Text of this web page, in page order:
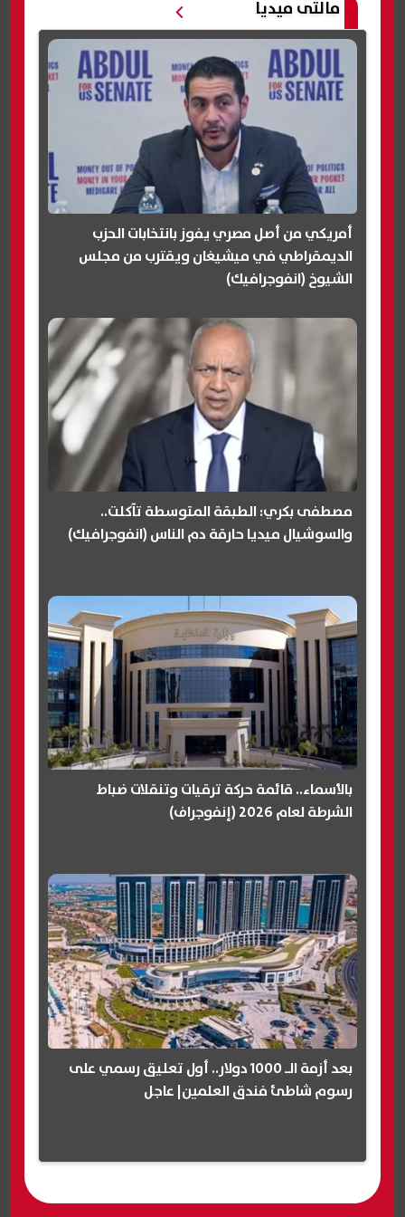
مالتى ميديا
أمريكي من أصل مصري يفوز بانتخابات الحزب
الديمقراطي في ميشيغان ويقترب من مجلس
الشيوخ (انفوجرافيك)
مصطفى بكري: الطبقة المتوسطة تآكلت..
والسوشيال ميديا حارقة دم الناس (انفوجرافيك)
بالأسماء.. قائمة حركة ترقيات وتنقلات ضباط
الشرطة لعام 2026 (إنفوجراف)
بعد أزمة الـ 1000 دولار.. أول تعليق رسمي على
رسوم شاطئ فندق العلمين| عاجل